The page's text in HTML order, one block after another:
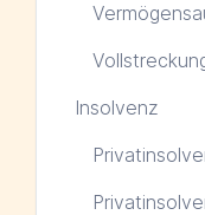
Insolvenz